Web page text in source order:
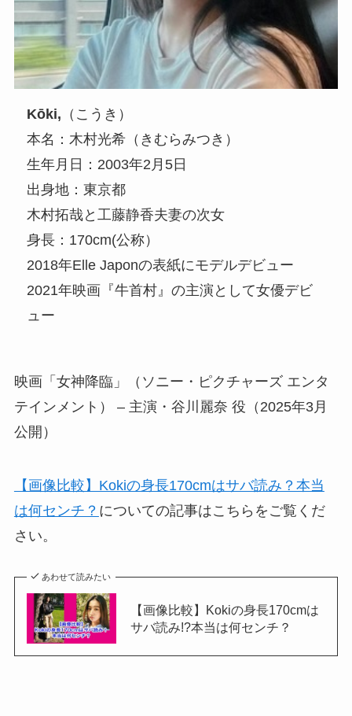
Kōki, （こうき）
本名：木村光希（きむらみつき）
生年月日：2003年2月5日
出身地：東京都
木村拓哉と工藤静香夫妻の次女
身長：170cm(公称）
2018年Elle Japonの表紙にモデルデビュー
2021年映画『牛首村』の主演として女優デビ
ュー
映画「女神降臨」（ソニー・ピクチャーズ エンタ
テインメント） – 主演・谷川麗奈 役（2025年3月
公開）
【画像比較】Kokiの身長170cmはサバ読み？本当
は何センチ？ についての記事はこちらをご覧くだ
さい。
あわせて読みたい
【画像比較】Kokiの身長170cmは
サバ読み!?本当は何センチ？